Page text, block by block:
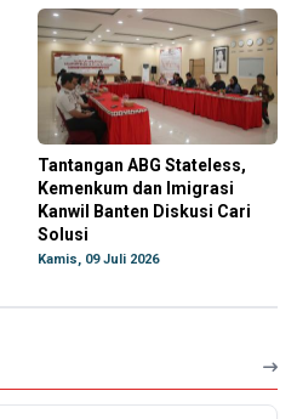
Tantangan ABG Stateless,
Kemenkum dan Imigrasi
Kanwil Banten Diskusi Cari
Solusi
Kamis, 09 Juli 2026